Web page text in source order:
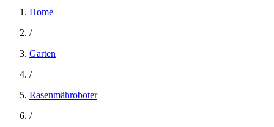
Home
/
Garten
/
Rasenmähroboter
/